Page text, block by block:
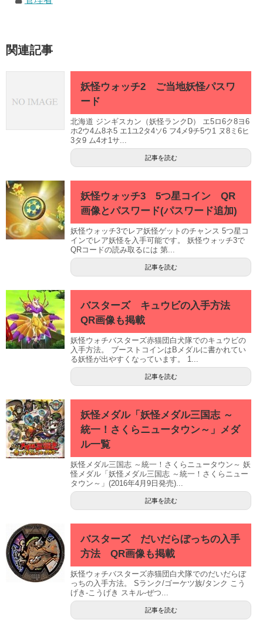
関連記事
妖怪ウォッチ2 ご当地妖怪パスワ
ード
北海道 ジンギスカン（妖怪ランクD） エ5ロ6ク8ヨ6
ホ2ウ4ム8ネ5 エ1ユ2タ4ソ6 フ4メ9チ5ウ1 ヌ8ミ6ヒ
3タ9 ム4オ1サ...
記事を読む
妖怪ウォッチ3 5つ星コイン QR
画像とパスワード(パスワード追加)
妖怪ウォッチ3でレア妖怪ゲットのチャンス 5つ星コ
インでレア妖怪を入手可能です。 妖怪ウォッチ3で
QRコードの読み取るには 第...
記事を読む
バスターズ キュウビの入手方法
QR画像も掲載
妖怪ウォチバスターズ赤猫団白犬隊でのキュウビの
入手方法。 ブーストコインはBメダルに書かれてい
る妖怪が出やすくなっています。 1...
記事を読む
妖怪メダル「妖怪メダル三国志 ～
統一！さくらニュータウン～」メダ
ル一覧
妖怪メダル三国志 ～統一！さくらニュータウン～ 妖
怪メダル「妖怪メダル三国志 ～統一！さくらニュー
タウン～」(2016年4月9日発売)...
記事を読む
バスターズ だいだらぼっちの入手
方法 QR画像も掲載
妖怪ウォチバスターズ赤猫団白犬隊でのだいだらぼ
っちの入手方法。 Sランク/ゴーケツ族/タンク こう
げき-こうげき スキル-ぜつ...
記事を読む